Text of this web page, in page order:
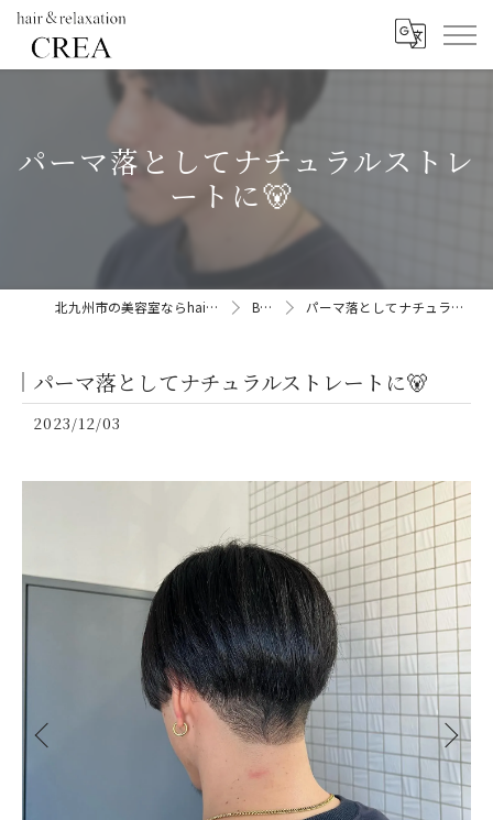
パーマ落としてナチュラルストレ
ートに🐻
北九州市の美容室ならhair&relaxation CREA BLOG パーマ落としてナチュラルストレートに🐻
パーマ落としてナチュラルストレートに🐻
2023/12/03